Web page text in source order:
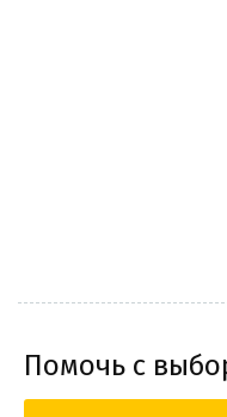
Помочь с